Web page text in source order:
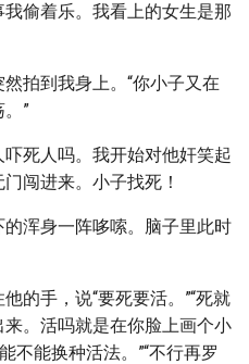
偷着乐。我看上的女生是那
拍到我身上。“你小子又在
”
死人吗。我开始对他奸笑起
闯进来。小子找死！
浑身一阵哆嗦。脑子里此时
的手，说“要死要活。”“死就
。活吗就是在你脸上画个小
不能换种活法。”“不行再罗